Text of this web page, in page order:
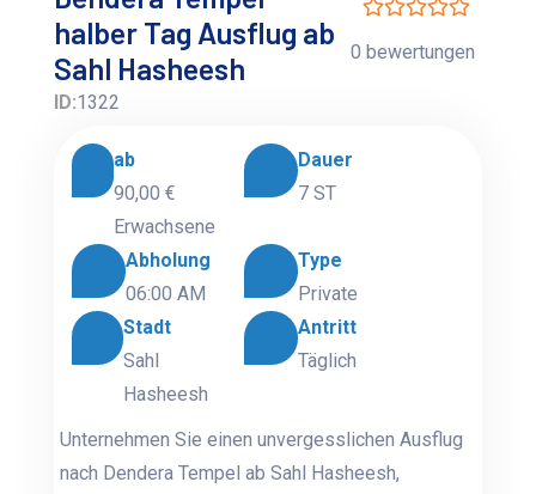
halber Tag Ausflug ab
Sahl Hasheesh
ID:1322
0 bewertungen
ab
90,00 €
Erwachsene
Dauer
7 ST
Abholung
06:00 AM
Type
Private
Stadt
Sahl
Hasheesh
Antritt
Täglich
Unternehmen Sie einen unvergesslichen Ausflug
nach Dendera Tempel ab Sahl Hasheesh,